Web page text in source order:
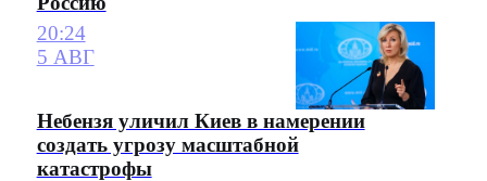
20:24
5 АВГ
Небензя уличил Киев в намерении
создать угрозу масштабной
катастрофы